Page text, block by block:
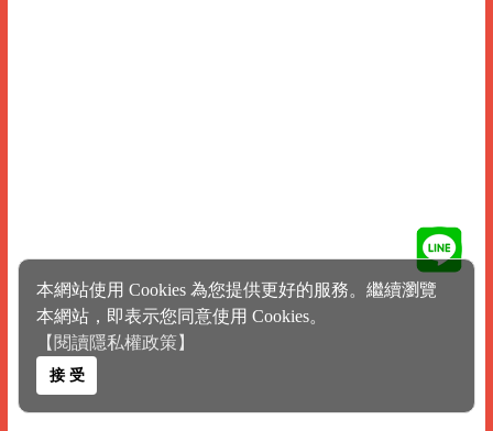
本網站使用 Cookies 為您提供更好的服務。繼續瀏覽
本網站，即表示您同意使用 Cookies。
【閱讀隱私權政策】
接 受